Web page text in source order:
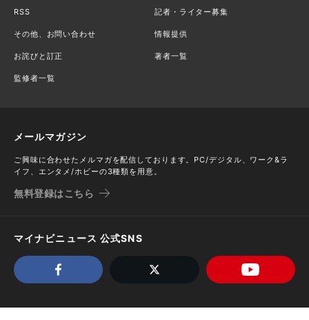
RSS 記者・ライター募集
その他、お問い合わせ 情報提供
お詫びと訂正 著者一覧
監修者一覧
メールマガジン
ご興味に合わせたメルマガを配信しております。PC/デジタル、ワーク&ラ
イフ、エンタメ/ホビーの3種類を用意。
無料登録はこちら
マイナビニュース 公式SNS